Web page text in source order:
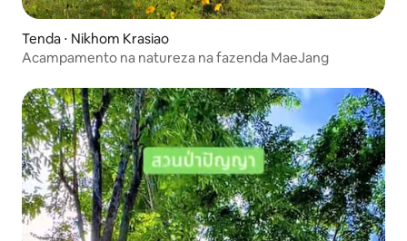
Tenda ⋅ Nikhom Krasiao
Acampamento na natureza na fazenda MaeJang